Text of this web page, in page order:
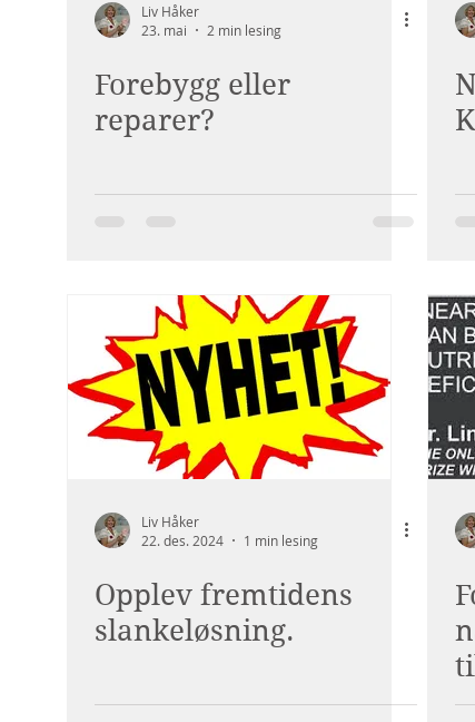
Liv Håker
23. mai
2 min lesing
Forebygg eller
reparer?
Liv Håker
22. des. 2024
1 min lesing
Opplev fremtidens
slankeløsning.